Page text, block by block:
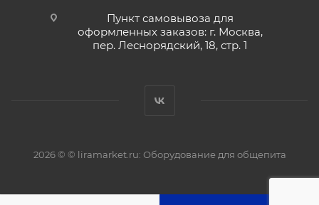
Пункт самовывоза для
оформленных заказов: г. Москва,
пер. Леснорядский, 18, стр. 1
2026 © © liramarket.ru: Оборудование для общепита